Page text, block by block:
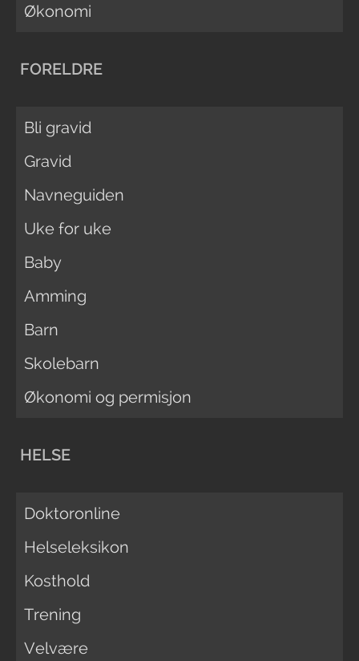
Økonomi
FORELDRE
Bli gravid
Gravid
Navneguiden
Uke for uke
Baby
Amming
Barn
Skolebarn
Økonomi og permisjon
HELSE
Doktoronline
Helseleksikon
Kosthold
Trening
Velvære